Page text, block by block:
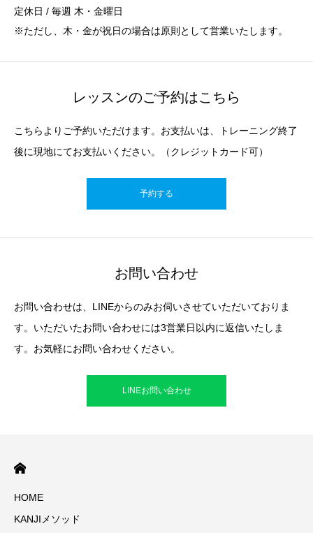
定休日 / 毎週 木・金曜日
※ただし、木・金が祝日の場合は原則として営業いたします。
レッスンのご予約はこちら
こちらよりご予約いただけます。お支払いは、トレーニング終了
後に現地にてお支払いください。（クレジットカード可）
予約する
お問い合わせ
お問い合わせは、LINEからのみお伺いさせていただいておりま
す。いただいたお問い合わせには3営業日以内に返信いたしま
す。お気軽にお問い合わせください。
LINEお問い合わせ
HOME
KANJIメソッド